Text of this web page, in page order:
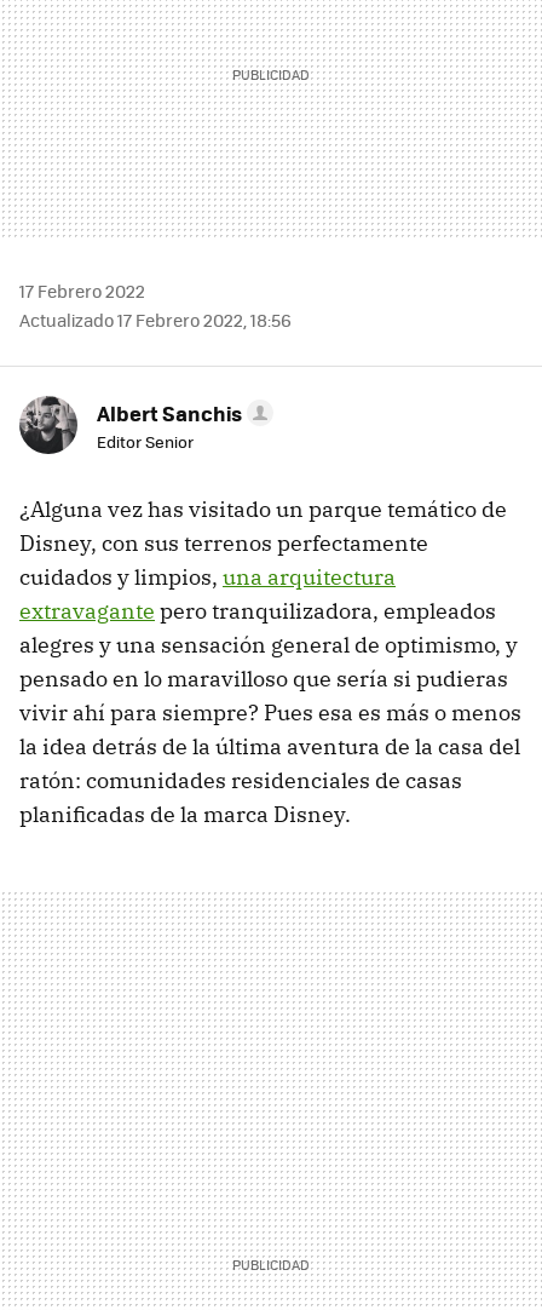
17 Febrero 2022
Actualizado 17 Febrero 2022, 18:56
Albert Sanchis
Editor Senior
¿Alguna vez has visitado un parque temático de
Disney, con sus terrenos perfectamente
cuidados y limpios, una arquitectura
extravagante pero tranquilizadora, empleados
alegres y una sensación general de optimismo, y
pensado en lo maravilloso que sería si pudieras
vivir ahí para siempre? Pues esa es más o menos
la idea detrás de la última aventura de la casa del
ratón: comunidades residenciales de casas
planificadas de la marca Disney.